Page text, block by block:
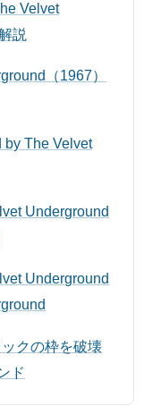
Velvet
説
（1967）
by The Velvet
Underground
Underground
クの枠を破壊
ド